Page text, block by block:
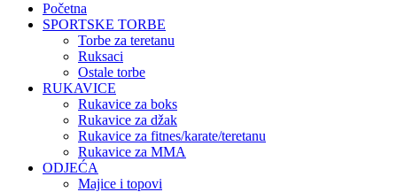
Početna
SPORTSKE TORBE
Torbe za teretanu
Ruksaci
Ostale torbe
RUKAVICE
Rukavice za boks
Rukavice za džak
Rukavice za fitnes/karate/teretanu
Rukavice za MMA
ODJEĆA
Majice i topovi